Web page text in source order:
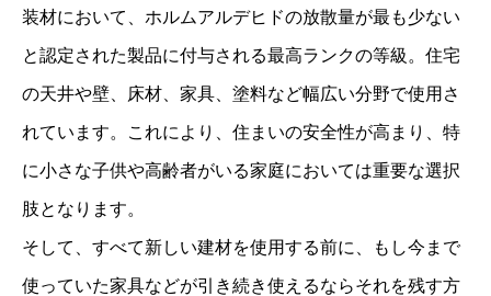
装材において、ホルムアルデヒドの放散量が最も少ない
と認定された製品に付与される最高ランクの等級。住宅
の天井や壁、床材、家具、塗料など幅広い分野で使用さ
れています。これにより、住まいの安全性が高まり、特
に小さな子供や高齢者がいる家庭においては重要な選択
肢となります。
そして、すべて新しい建材を使用する前に、もし今まで
使っていた家具などが引き続き使えるならそれを残す方